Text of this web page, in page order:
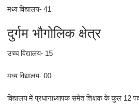
मध्य विद्यालय- 41
दुर्गम भौगोलिक क्षेत्र
उच्च विद्यालय- 15
मध्य विद्यालय- 00
विद्यालय में प्रधानाध्यापक समेत शिक्षक के कुल 12